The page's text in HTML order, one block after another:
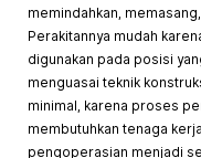
memindahkan,
Perakitannya mudah
digunakan pada posisi
menguasai teknik
minimal, karena proses
membutuhkan tenaga
pengoperasian menjadi